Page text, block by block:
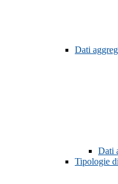
Dati
Dati
Tipologie